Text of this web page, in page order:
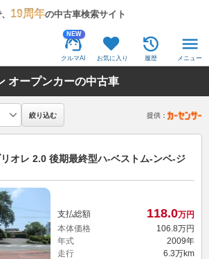
19周年の中古車検索サイト
NEW
クルマAI お気に入り 履歴 メニュー
オープンカーの中古車
絞り込む 提供：
オレ 2.0 後期最終型ハ-ベストム-ンベ-ジ
支払総額 118.0万円
本体価格
106.8万円
年式
2009年
走行
6.3万km